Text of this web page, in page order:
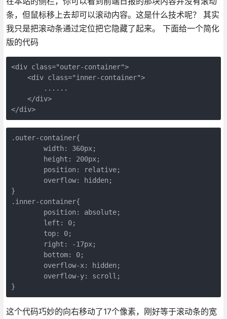
条，但鼠标移上去却可以滚动内容。这是什么技术呢？ 其实
我只是把滚动条通过定位把它隐藏了起来。 下面给一个简化
版的代码
<div class="outer-container">
    <div class="inner-container">
    </div>
</div>
.outer-container{
}
.inner-container{
}
这个代码巧妙的向右移动了17个像素，刚好等于滚动条的宽